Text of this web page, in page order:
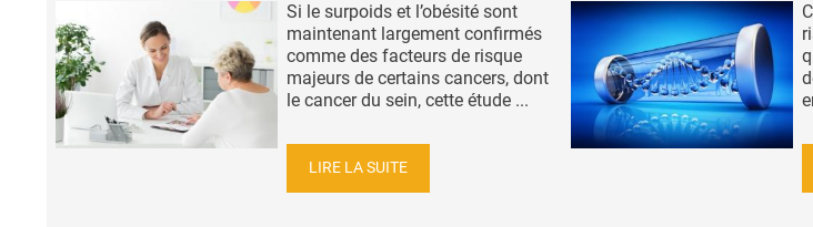
Si le surpoids et l’obésité sont
maintenant largement confirmés
comme des facteurs de risque
majeurs de certains cancers, dont
le cancer du sein, cette étude ...
LIRE LA SUITE